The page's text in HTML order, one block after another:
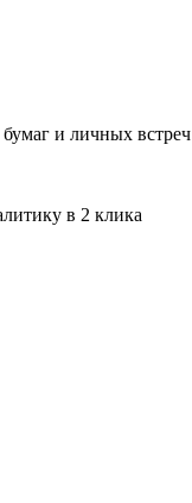
и личных встреч
в 2 клика